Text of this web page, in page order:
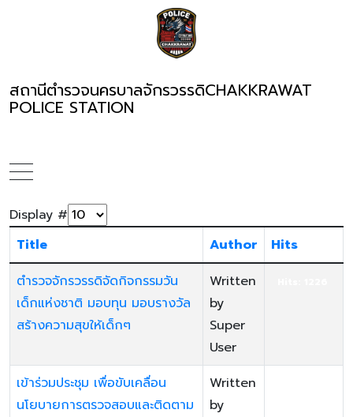
สถานีตำรวจนครบาลจักรวรรดิCHAKKRAWAT
POLICE STATION
Display #
Title
Author
Hits
ตำรวจจักรวรรดิจัดกิจกรรมวัน
เด็กแห่งชาติ มอบทุน มอบรางวัล
สร้างความสุขให้เด็กๆ
Written
by
Super
User
เข้าร่วมประชุม เพื่อขับเคลื่อน
นโยบายการตรวจสอบและติดตาม
Written
by